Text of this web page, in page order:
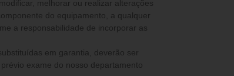
do equipamento, a qualquer
a responsabilidade de incorporar as
em garantia, deverão ser
exame do nosso departamento